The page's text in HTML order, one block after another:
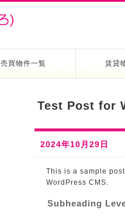
売買物件一覧 賃貸
Test Post for
2024年10月29日
This is a sample
WordPress CMS.
Subheading